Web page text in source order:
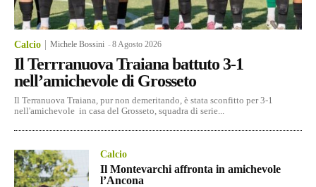
Calcio Michele Bossini -8 Agosto 2026
Il Terrranuova Traiana battuto 3-1
nell’amichevole di Grosseto
Il Terranuova Traiana, pur non demeritando, è stata sconfitto per 3-1
nell'amichevole in casa del Grosseto, squadra di serie...
Calcio
Il Montevarchi affronta in amichevole
l’Ancona